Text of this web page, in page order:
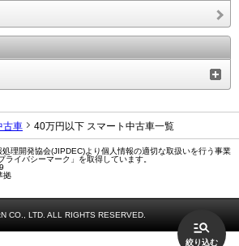
絞り込む
古車 40万円以下 スマート中古車一覧
処理開発協会(JIPDEC)より個人情報の適切な取扱いを行う事業
ライバシーマーク」を取得しています。
拠
CO., LTD. ALL RIGHTS RESERVED.